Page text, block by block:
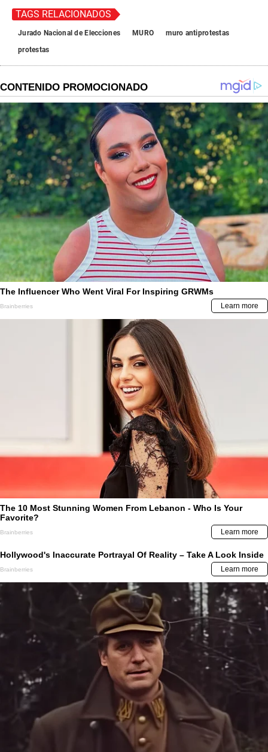
TAGS RELACIONADOS
Jurado Nacional de Elecciones MURO
muro antiprotestas
protestas